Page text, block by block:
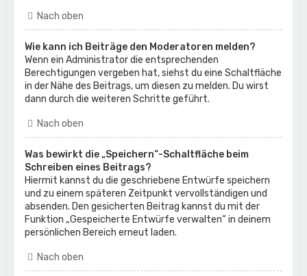
Nach oben
Wie kann ich Beiträge den Moderatoren melden?
Wenn ein Administrator die entsprechenden
Berechtigungen vergeben hat, siehst du eine Schaltfläche
in der Nähe des Beitrags, um diesen zu melden. Du wirst
dann durch die weiteren Schritte geführt.
Nach oben
Was bewirkt die „Speichern“-Schaltfläche beim
Schreiben eines Beitrags?
Hiermit kannst du die geschriebene Entwürfe speichern
und zu einem späteren Zeitpunkt vervollständigen und
absenden. Den gesicherten Beitrag kannst du mit der
Funktion „Gespeicherte Entwürfe verwalten“ in deinem
persönlichen Bereich erneut laden.
Nach oben